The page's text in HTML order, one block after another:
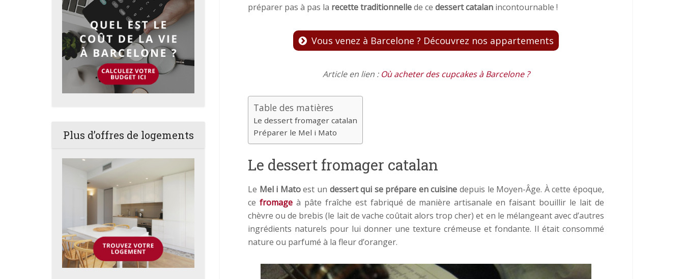
Plus d’offres de logements
préparer pas à pas la recette traditionnellede ce dessertcatalan incontournable !
Vous venez à Barcelone ? Découvrez nos appartements
Article en lien : Où acheter des cupcakes à Barcelone ?
Table des matières
Le dessert fromager catalan
Préparer le Mel i Mato
Le dessert fromager catalan
Le Mel i Matoest un dessert qui se prépare en cuisinedepuis le Moyen-Âge. À cette époque,
ce fromageà pâte fraîche est fabriqué de manière artisanale en faisant bouillir le lait de
chèvre ou de brebis (le lait de vache coûtait alors trop cher) et en le mélangeant avec d’autres
ingrédients naturels pour lui donner une texture crémeuse et fondante. Il était consommé
nature ou parfumé à la fleur d’oranger.